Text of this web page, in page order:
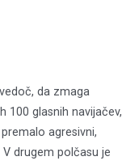
vedoč, da zmaga
100 glasnih navijačev,
agresivni,
drugem polčasu je